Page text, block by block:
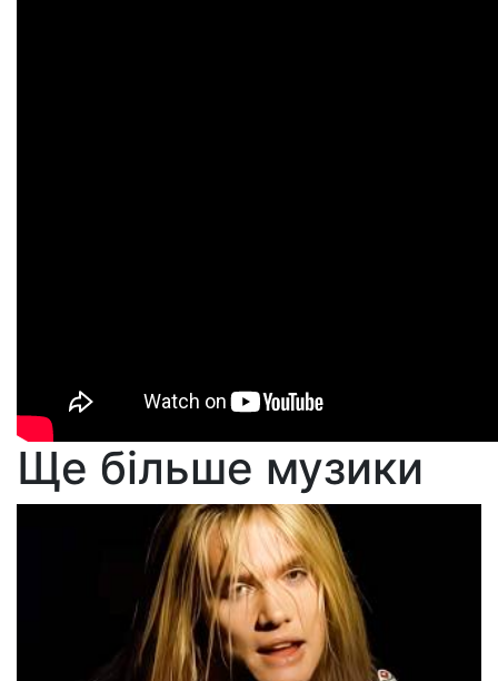
Ще більше музики